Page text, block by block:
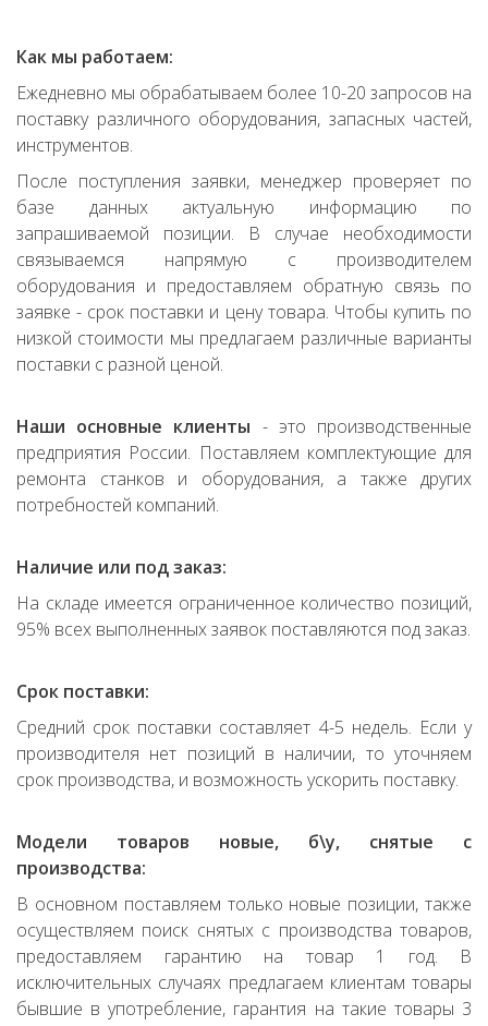
Как мы работаем:
Ежедневно мы обрабатываем более 10-20 запросов на
поставку различного оборудования, запасных частей,
инструментов.
После поступления заявки, менеджер проверяет по
базе данных актуальную информацию по
запрашиваемой позиции. В случае необходимости
связываемся напрямую с производителем
оборудования и предоставляем обратную связь по
заявке - срок поставки и цену товара. Чтобы купить по
низкой стоимости мы предлагаем различные варианты
поставки с разной ценой.
Наши основные клиенты - это производственные
предприятия России. Поставляем комплектующие для
ремонта станков и оборудования, а также других
потребностей компаний.
Наличие или под заказ:
На складе имеется ограниченное количество позиций,
95% всех выполненных заявок поставляются под заказ.
Срок поставки:
Средний срок поставки составляет 4-5 недель. Если у
производителя нет позиций в наличии, то уточняем
срок производства, и возможность ускорить поставку.
Модели товаров новые, б\у, снятые с
производства:
В основном поставляем только новые позиции, также
осуществляем поиск снятых с производства товаров,
предоставляем гарантию на товар 1 год. В
исключительных случаях предлагаем клиентам товары
бывшие в употребление, гарантия на такие товары 3